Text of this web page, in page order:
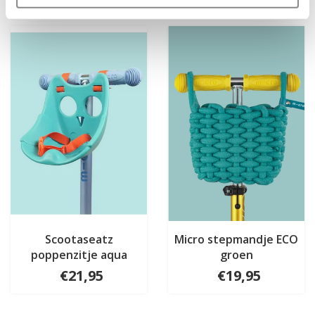
Scootaseatz
poppenzitje aqua
€21,95
Micro stepmandje ECO
groen
€19,95